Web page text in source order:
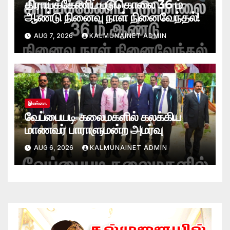
திராய்க்கேணிப் படுகொலை 36 ம்
ஆண்டு நினைவு நாள் நினைவேந்தல்!
AUG 7, 2026 KALMUNAINET ADMIN
இலங்கை
வேப்பையடி கலைமகளில் கலக்கிய
மாணவர் பாராளுமன்ற அமர்வு
AUG 6, 2026 KALMUNAINET ADMIN